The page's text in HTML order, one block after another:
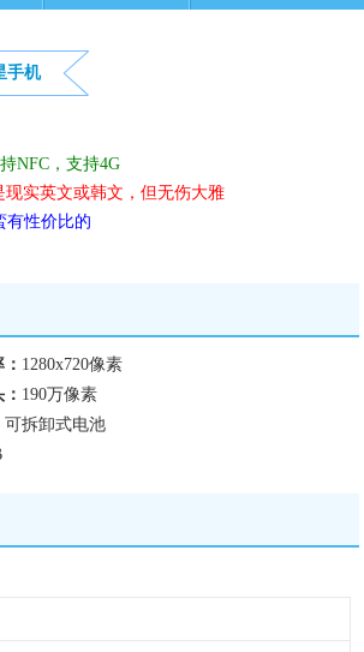
手机
NFC，支持4G
实英文或韩文，但无伤大雅
有性价比的
1280x720像素
190万像素
可拆卸式电池